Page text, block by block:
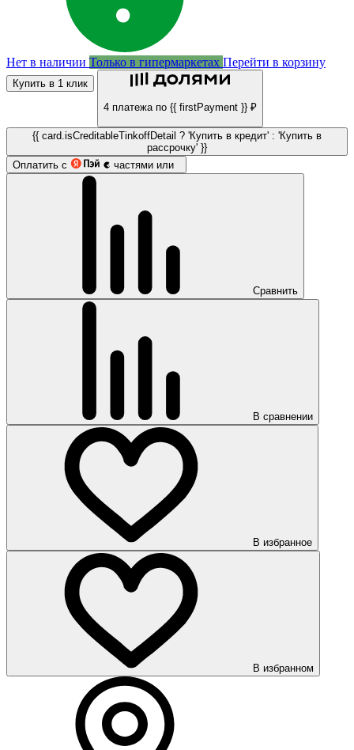
Нет в наличии Только в гипермаркетах Перейти в корзину
Купить в 1 клик
4 платежа по {{ firstPayment }} ₽
{{ card.isCreditableTinkoffDetail ? 'Купить в кредит' : 'Купить в
рассрочку' }}
Оплатить с
частями или
Сравнить
В сравнении
В избранное
В избранном